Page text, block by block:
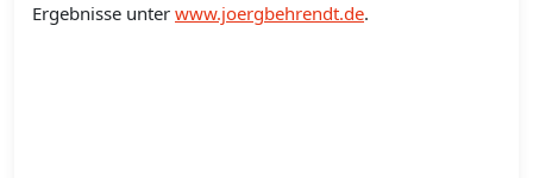
Ergebnisse unter www.joergbehrendt.de.